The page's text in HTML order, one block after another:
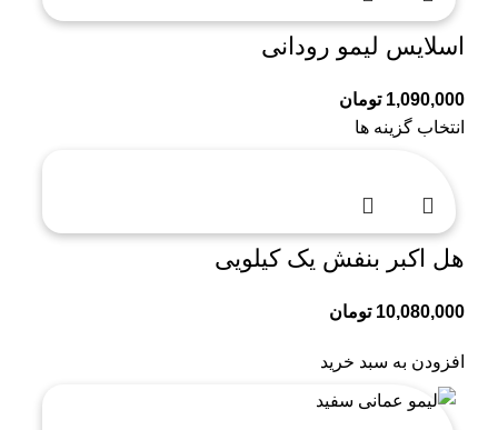
اسلایس لیمو رودانی
1,090,000 تومان
انتخاب گزینه ها
هل اکبر بنفش یک کیلویی
10,080,000 تومان
افزودن به سبد خرید